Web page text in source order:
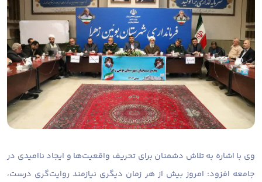
وی با اشاره به تلاش دشمنان برای تحریف واقعیت‌ها و ایجاد ناامیدی در
جامعه افزود: امروز بیش از هر زمان دیگری نیازمند روایت‌گری درست،